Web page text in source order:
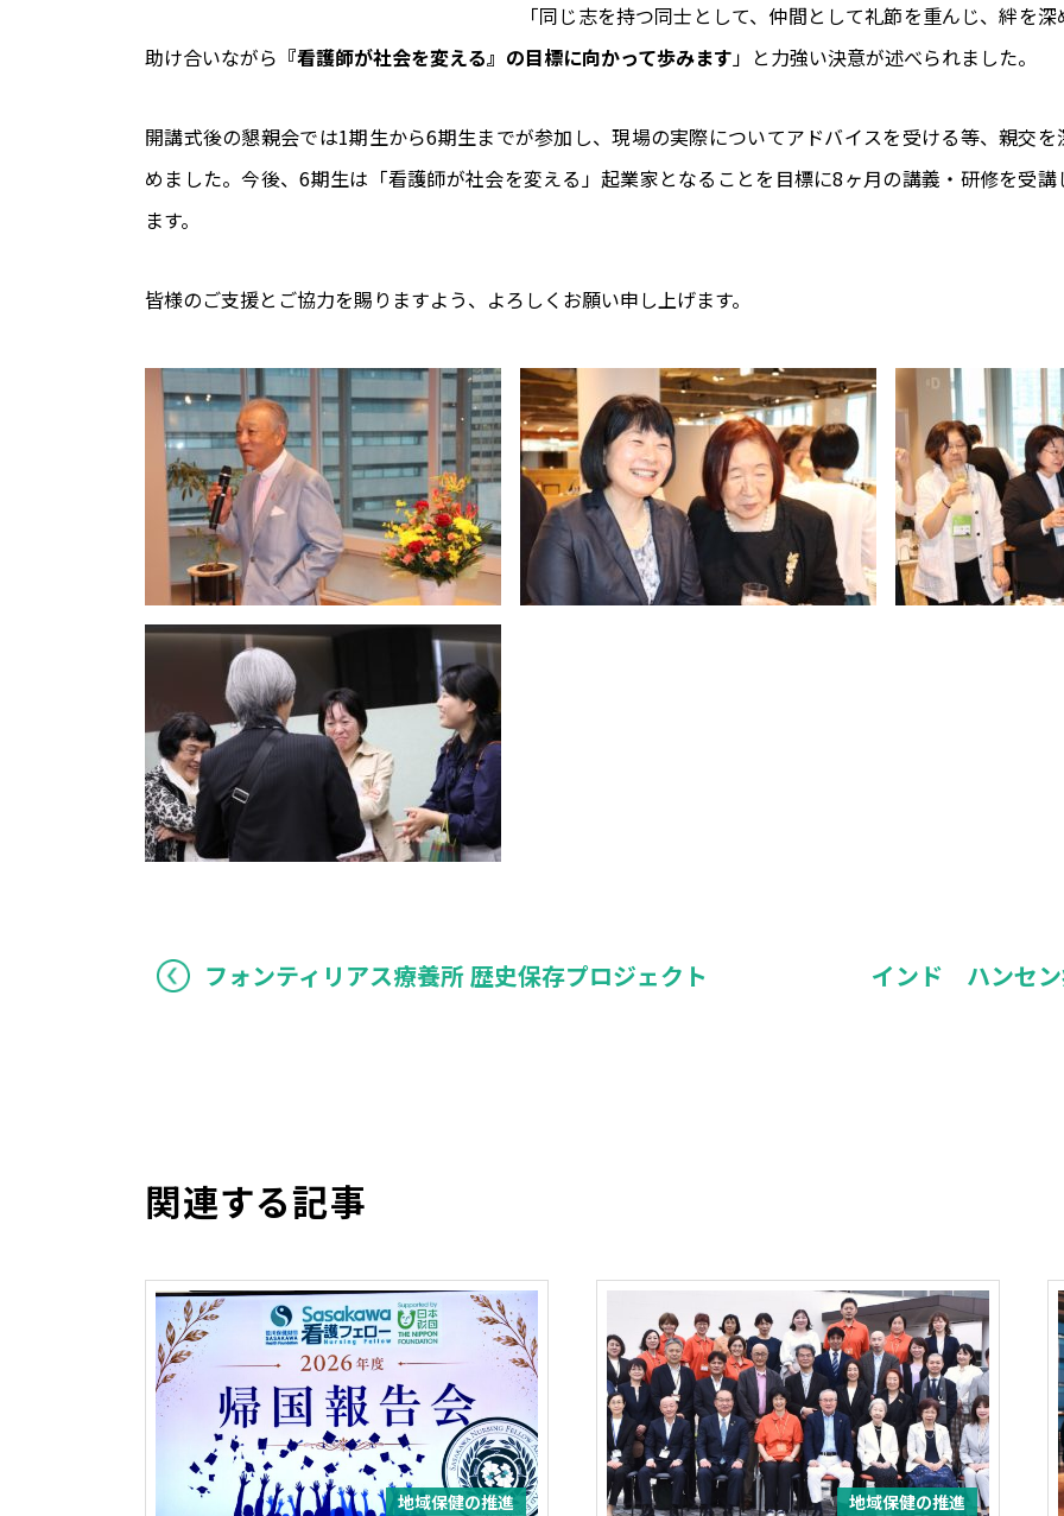
「同じ志を持つ同士として、仲間として礼節を重んじ、絆を深
助け合いながら 『看護師が社会を変える』の目標に向かって歩みます」と力強い決意が述べられました。
開講式後の懇親会では1期生から6期生までが参加し、現場の実際についてアドバイスを受ける等、親交を
めました。今後、6期生は「看護師が社会を変える」起業家となることを目標に8ヶ月の講義・研修を受講
ます。
皆様のご支援とご協力を賜りますよう、よろしくお願い申し上げます。
フォンティリアス療養所 歴史保存プロジェクト インド ハンセン
関連する記事
地域保健の推進 地域保健の推進